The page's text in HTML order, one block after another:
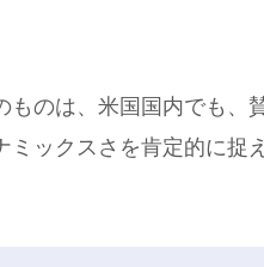
のは、米国国内でも、
ックスさを肯定的に捉